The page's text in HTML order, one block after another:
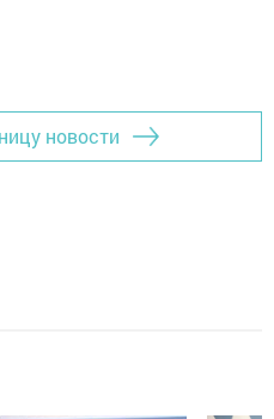
новости